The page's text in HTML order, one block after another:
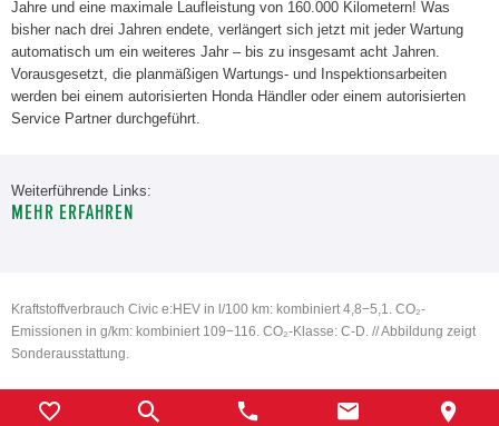
Angebote
Service & Zubehör
Jahre und eine maximale Laufleistung von 160.000 Kilometern! Was
bisher nach drei Jahren endete, verlängert sich jetzt mit jeder Wartung
automatisch um ein weiteres Jahr – bis zu insgesamt acht Jahren.
Vorausgesetzt, die planmäßigen Wartungs- und Inspektionsarbeiten
werden bei einem autorisierten Honda Händler oder einem autorisierten
Service Partner durchgeführt.
Weiterführende Links:
MEHR ERFAHREN
Kraftstoffverbrauch Civic e:HEV in l/100 km: kombiniert 4,8−5,1. CO₂-
Emissionen in g/km: kombiniert 109−116. CO₂-Klasse: C-D. // Abbildung zeigt
Sonderausstattung.